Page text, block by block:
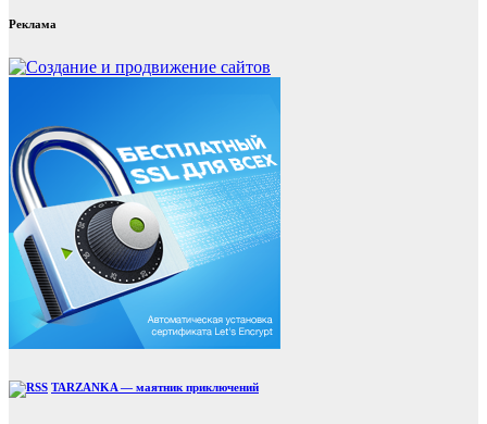
Реклама
TARZANKA — маятник приключений